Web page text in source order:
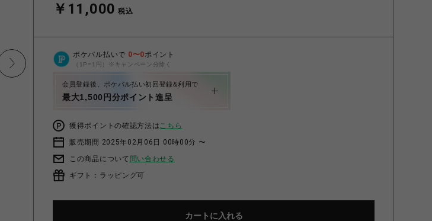
￥11,000 税込
ポケパル払いで 0〜0ポイント
（1P=1円）※キャンペーン分除く
会員登録後、ポケパル払い初回登録&利用で
最大1,500円分ポイント進呈
獲得ポイントの確認方法はこちら
販売期間 2025年02月06日 00時00分 〜
この商品について 問い合わせる
ギフト：ラッピング可
カートに入れる